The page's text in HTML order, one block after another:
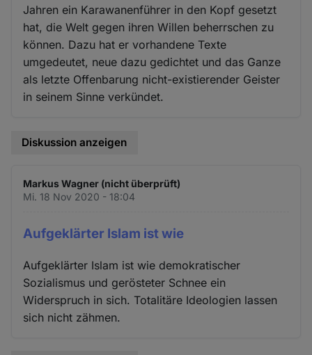
Jahren ein Karawanenführer in den Kopf gesetzt
hat, die Welt gegen ihren Willen beherrschen zu
können. Dazu hat er vorhandene Texte
umgedeutet, neue dazu gedichtet und das Ganze
als letzte Offenbarung nicht-existierender Geister
in seinem Sinne verkündet.
Diskussion anzeigen
Markus Wagner (nicht überprüft)
Mi. 18 Nov 2020 - 18:04
Aufgeklärter Islam ist wie
Aufgeklärter Islam ist wie demokratischer
Sozialismus und gerösteter Schnee ein
Widerspruch in sich. Totalitäre Ideologien lassen
sich nicht zähmen.